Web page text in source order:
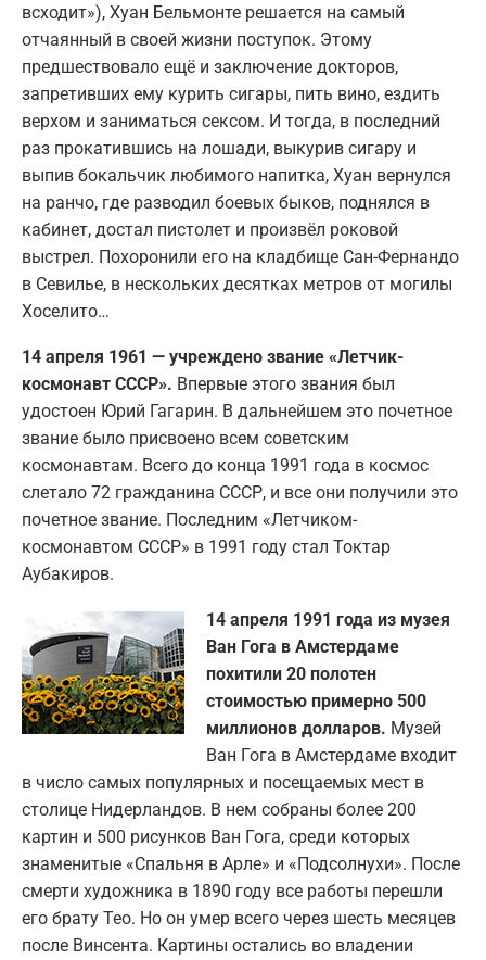
всходит»), Хуан Бельмонте решается на самый
отчаянный в своей жизни поступок. Этому
предшествовало ещё и заключение докторов,
запретивших ему курить сигары, пить вино, ездить
верхом и заниматься сексом. И тогда, в последний
раз прокатившись на лошади, выкурив сигару и
выпив бокальчик любимого напитка, Хуан вернулся
на ранчо, где разводил боевых быков, поднялся в
кабинет, достал пистолет и произвёл роковой
выстрел. Похоронили его на кладбище Сан-Фернандо
в Севилье, в нескольких десятках метров от могилы
Хоселито…
14 апреля 1961 — учреждено звание «Летчик-
космонавт СССР». Впервые этого звания был
удостоен Юрий Гагарин. В дальнейшем это почетное
звание было присвоено всем советским
космонавтам. Всего до конца 1991 года в космос
слетало 72 гражданина СССР, и все они получили это
почетное звание. Последним «Летчиком-
космонавтом СССР» в 1991 году стал Токтар
Аубакиров.
14 апреля 1991 года из музея
Ван Гога в Амстердаме
похитили 20 полотен
стоимостью примерно 500
миллионов долларов. Музей
Ван Гога в Амстердаме входит
в число самых популярных и посещаемых мест в
столице Нидерландов. В нем собраны более 200
картин и 500 рисунков Ван Гога, среди которых
знаменитые «Спальня в Арле» и «Подсолнухи». После
смерти художника в 1890 году все работы перешли
его брату Тео. Но он умер всего через шесть месяцев
после Винсента. Картины остались во владении